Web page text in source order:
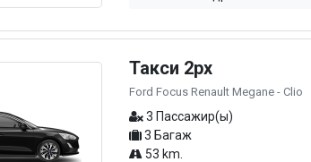
Такси 2px
Ford Focus Renault Megane - Clio
3 Пассажир(ы)
3 Багаж
53 km.